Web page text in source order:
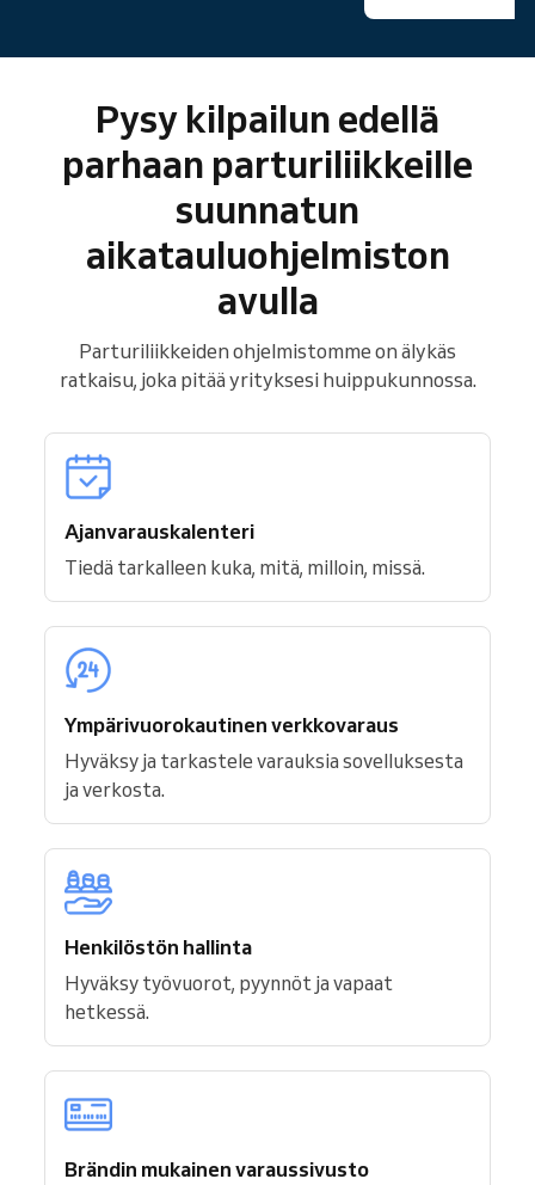
Pysy kilpailun edellä
parhaan parturiliikkeille
suunnatun
aikatauluohjelmiston
avulla
Parturiliikkeiden ohjelmistomme on älykäs
ratkaisu, joka pitää yrityksesi huippukunnossa.
Ajanvarauskalenteri
Tiedä tarkalleen kuka, mitä, milloin, missä.
Ympärivuorokautinen verkkovaraus
Hyväksy ja tarkastele varauksia sovelluksesta
ja verkosta.
Henkilöstön hallinta
Hyväksy työvuorot, pyynnöt ja vapaat
hetkessä.
Brändin mukainen varaussivusto